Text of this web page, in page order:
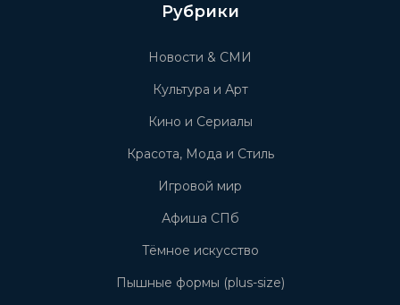
Рубрики
Новости & СМИ
Культура и Арт
Кино и Сериалы
Красота, Мода и Стиль
Игровой мир
Афиша СПб
Тёмное искусство
Пышные формы (plus-size)